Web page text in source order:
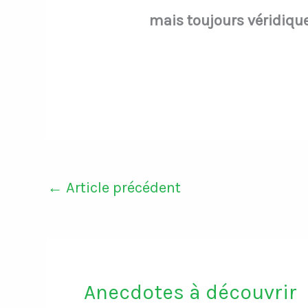
mais toujours
← Article précédent
Anecdotes à découvrir